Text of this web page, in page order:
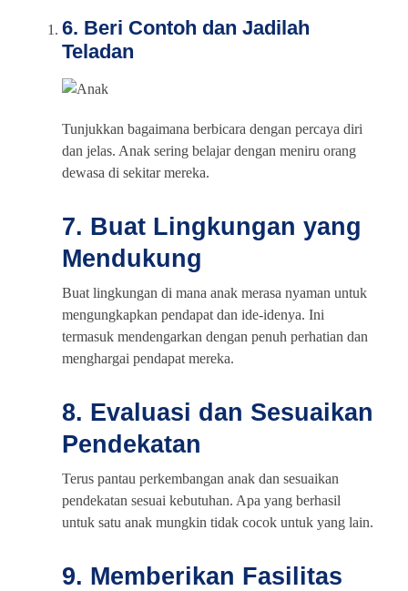
6. Beri Contoh dan Jadilah
Teladan
Tunjukkan bagaimana berbicara dengan percaya diri
dan jelas. Anak sering belajar dengan meniru orang
dewasa di sekitar mereka.
7. Buat Lingkungan yang
Mendukung
Buat lingkungan di mana anak merasa nyaman untuk
mengungkapkan pendapat dan ide-idenya. Ini
termasuk mendengarkan dengan penuh perhatian dan
menghargai pendapat mereka.
8. Evaluasi dan Sesuaikan
Pendekatan
Terus pantau perkembangan anak dan sesuaikan
pendekatan sesuai kebutuhan. Apa yang berhasil
untuk satu anak mungkin tidak cocok untuk yang lain.
9. Memberikan Fasilitas